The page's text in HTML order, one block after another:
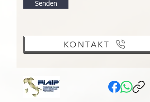
Senden
KONTAKT